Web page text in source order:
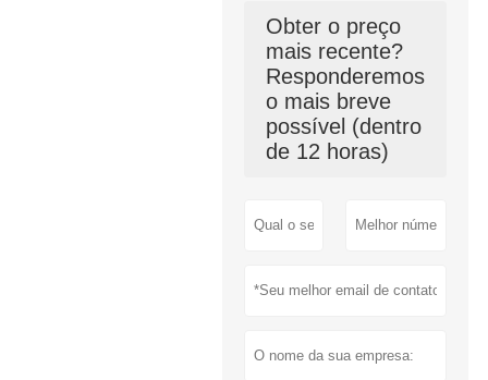
Obter o preço
mais recente?
Responderemos
o mais breve
possível (dentro
de 12 horas)